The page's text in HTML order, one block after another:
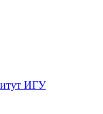
ИГУ